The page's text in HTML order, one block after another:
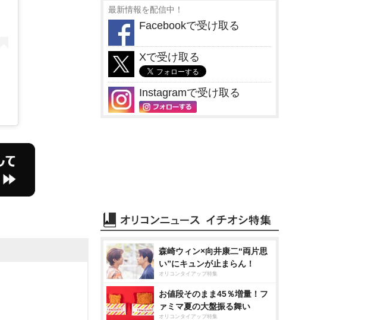
最新情報を配信中！
Facebookで受け取る
Xで受け取る
Instagramで受け取る
森崎ウィン×向井康二“両片思
い”にキュンが止まらん！
オリコンタイアップ特集
お値段そのまま45％増量！フ
ァミマ夏の大盤振る舞い
オリコンタイアップ特集